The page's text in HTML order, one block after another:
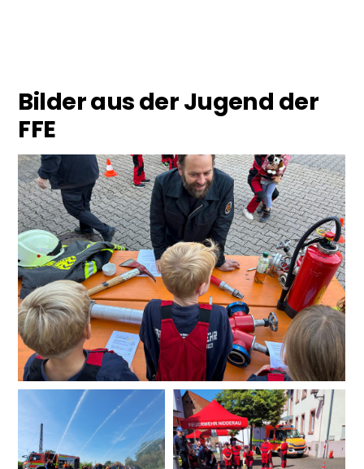
Bilder aus der Jugend der
FFE